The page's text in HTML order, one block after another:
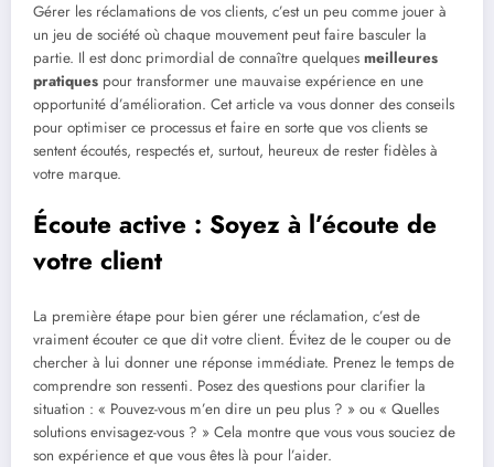
Gérer les réclamations de vos clients, c’est un peu comme jouer à
un jeu de société où chaque mouvement peut faire basculer la
partie. Il est donc primordial de connaître quelques meilleures
pratiques pour transformer une mauvaise expérience en une
opportunité d’amélioration. Cet article va vous donner des conseils
pour optimiser ce processus et faire en sorte que vos clients se
sentent écoutés, respectés et, surtout, heureux de rester fidèles à
votre marque.
Écoute active : Soyez à l’écoute de
votre client
La première étape pour bien gérer une réclamation, c’est de
vraimentécouter ce que dit votre client. Évitez de le couper ou de
chercher à lui donner une réponse immédiate. Prenez le temps de
comprendre son ressenti. Posez des questions pour clarifier la
situation : « Pouvez-vous m’en dire un peu plus ? » ou « Quelles
solutions envisagez-vous ? » Cela montre que vous vous souciez de
son expérience et que vous êtes là pour l’aider.